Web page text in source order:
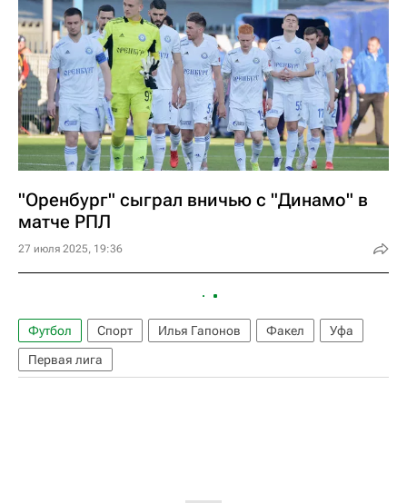
"Оренбург" сыграл вничью с "Динамо" в
матче РПЛ
27 июля 2025, 19:36
Футбол Спорт Илья Гапонов Факел
Уфа
Первая лига